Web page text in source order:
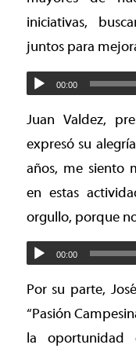
iniciativas,
juntos para
00:00
Juan Valdez,
expresó su
años, me siento
en estas
orgullo, porque
00:00
Por su parte,
“Pasión
la oportunidad